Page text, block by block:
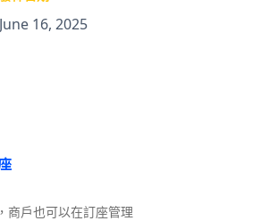
June 16, 2025
商戶也可以在訂座管理